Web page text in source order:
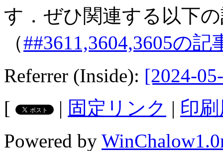
す．ぜひ関連する以下
（##3611,3604,3605の記
Referrer (Inside): [2024-
[
| 固定リンク | 印
Powered by